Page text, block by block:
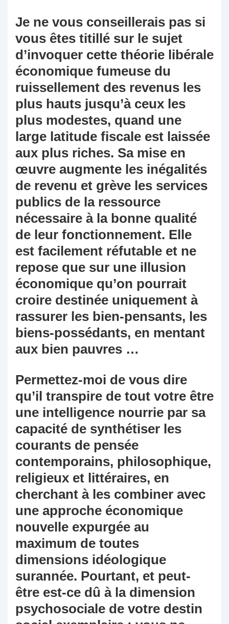
Je ne vous conseillerais pas si
vous êtes titillé sur le sujet
d’invoquer cette théorie libérale
économique fumeuse du
ruissellement des revenus les
plus hauts jusqu’à ceux les
plus modestes, quand une
large latitude fiscale est laissée
aux plus riches. Sa mise en
œuvre augmente les inégalités
de revenu et grève les services
publics de la ressource
nécessaire à la bonne qualité
de leur fonctionnement. Elle
est facilement réfutable et ne
repose que sur une illusion
économique qu’on pourrait
croire destinée uniquement à
rassurer les bien-pensants, les
biens-possédants, en mentant
aux bien pauvres …
Permettez-moi de vous dire
qu’il transpire de tout votre être
une intelligence nourrie par sa
capacité de synthétiser les
courants de pensée
contemporains, philosophique,
religieux et littéraires, en
cherchant à les combiner avec
une approche économique
nouvelle expurgée au
maximum de toutes
dimensions idéologique
surannée. Pourtant, et peut-
être est-ce dû à la dimension
psychosociale de votre destin